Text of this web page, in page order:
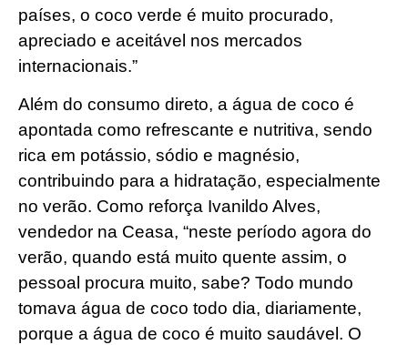
países, o coco verde é muito procurado,
apreciado e aceitável nos mercados
internacionais.”
Além do consumo direto, a água de coco é
apontada como refrescante e nutritiva, sendo
rica em potássio, sódio e magnésio,
contribuindo para a hidratação, especialmente
no verão. Como reforça Ivanildo Alves,
vendedor na Ceasa, “neste período agora do
verão, quando está muito quente assim, o
pessoal procura muito, sabe? Todo mundo
tomava água de coco todo dia, diariamente,
porque a água de coco é muito saudável. O